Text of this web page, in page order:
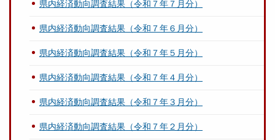
県内経済動向調査結果（令和７年７月分）
県内経済動向調査結果（令和７年６月分）
県内経済動向調査結果（令和７年５月分）
県内経済動向調査結果（令和７年４月分）
県内経済動向調査結果（令和７年３月分）
県内経済動向調査結果（令和７年２月分）